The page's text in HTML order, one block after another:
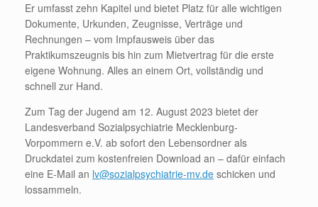
Er umfasst zehn Kapitel und bietet Platz für alle wichtigen
Dokumente, Urkunden, Zeugnisse, Verträge und
Rechnungen – vom Impfausweis über das
Praktikumszeugnis bis hin zum Mietvertrag für die erste
eigene Wohnung. Alles an einem Ort, vollständig und
schnell zur Hand.
Zum Tag der Jugend am 12. August 2023 bietet der
Landesverband Sozialpsychiatrie Mecklenburg-
Vorpommern e.V. ab sofort den Lebensordner als
Druckdatei zum kostenfreien Download an – dafür einfach
eine E-Mail an lv@sozialpsychiatrie-mv.de schicken und
lossammeln.